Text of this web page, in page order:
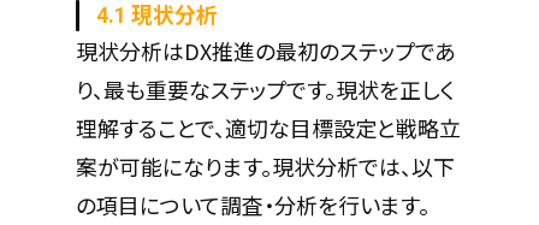
4.1 現状分析
現状分析はDX推進の最初のステップであ
り、最も重要なステップです。現状を正しく
理解することで、適切な目標設定と戦略立
案が可能になります。現状分析では、以下
の項目について調査・分析を行います。